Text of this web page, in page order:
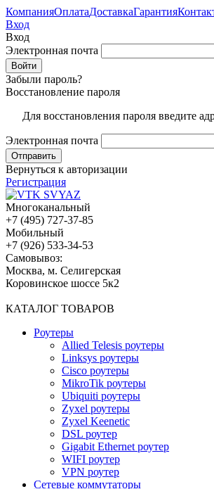
КомпанияОплатаДоставкаГарантия
Вход
Вход
Электронная почта
Забыли пароль?
Восстановление пароля
Для восстановления пароля введите
Электронная почта
Вернуться к авторизации
Регистрация
Многоканальный
+7 (495) 727-37-85
Мобильный
+7 (926) 533-34-53
Cамовывоз:
Москва, м. Селигерская
Коровинское шоссе 5к2
КАТАЛОГ ТОВАРОВ
Роутеры
Allied Telesis роутеры
Linksys роутеры
Cisco роутеры
MikroTik роутеры
Ubiquiti роутеры
Zyxel роутеры
Zyxel Keenetic
DSL роутер
Gigabit Ethernet роутер
WIFI роутер
VPN роутер
Сетевые коммутаторы